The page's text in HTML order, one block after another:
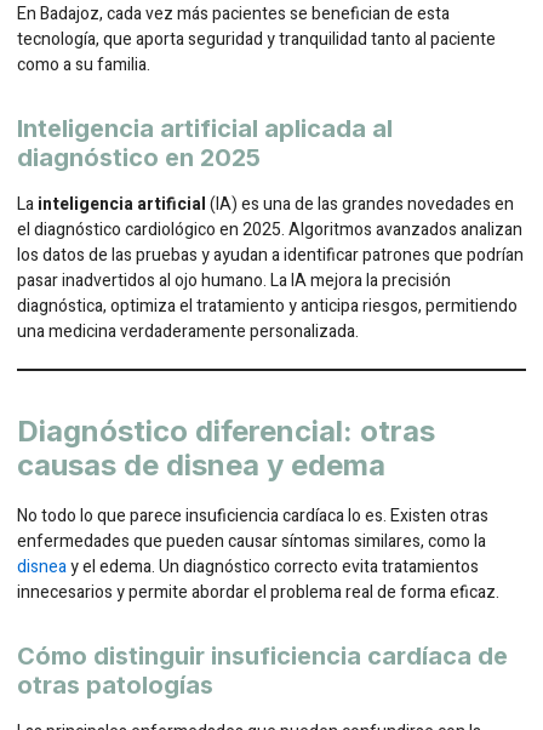
En Badajoz, cada vez más pacientes se benefician de esta
tecnología, que aporta seguridad y tranquilidad tanto al paciente
como a su familia.
Inteligencia artificial aplicada al
diagnóstico en 2025
Lainteligencia artificial(IA) es una de las grandes novedades en
el diagnóstico cardiológico en 2025. Algoritmos avanzados analizan
los datos de las pruebas y ayudan a identificar patrones que podrían
pasar inadvertidos al ojo humano. La IA mejora la precisión
diagnóstica, optimiza el tratamiento y anticipa riesgos, permitiendo
una medicina verdaderamente personalizada.
Diagnóstico diferencial: otras
causas de disnea y edema
No todo lo que parece insuficiencia cardíaca lo es. Existen otras
enfermedades que pueden causar síntomas similares, como la
disneay el edema. Un diagnóstico correcto evita tratamientos
innecesarios y permite abordar el problema real de forma eficaz.
Cómo distinguir insuficiencia cardíaca de
otras patologías